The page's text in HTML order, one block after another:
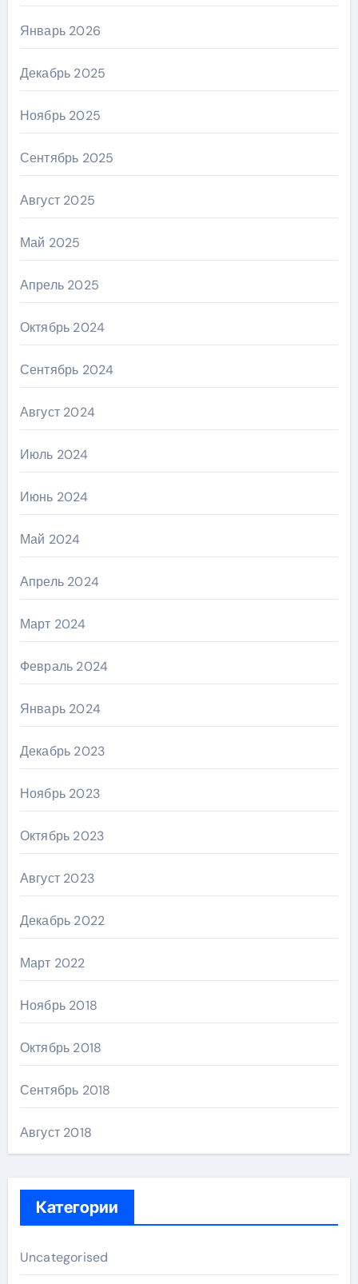
Январь 2026
Декабрь 2025
Ноябрь 2025
Сентябрь 2025
Август 2025
Май 2025
Апрель 2025
Октябрь 2024
Сентябрь 2024
Август 2024
Июль 2024
Июнь 2024
Май 2024
Апрель 2024
Март 2024
Февраль 2024
Январь 2024
Декабрь 2023
Ноябрь 2023
Октябрь 2023
Август 2023
Декабрь 2022
Март 2022
Ноябрь 2018
Октябрь 2018
Сентябрь 2018
Август 2018
Категории
Uncategorised